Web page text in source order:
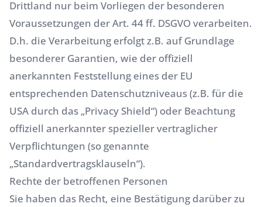
Drittland nur beim Vorliegen der besonderen
Voraussetzungen der Art. 44 ff. DSGVO verarbeiten.
D.h. die Verarbeitung erfolgt z.B. auf Grundlage
besonderer Garantien, wie der offiziell
anerkannten Feststellung eines der EU
entsprechenden Datenschutzniveaus (z.B. für die
USA durch das „Privacy Shield“) oder Beachtung
offiziell anerkannter spezieller vertraglicher
Verpflichtungen (so genannte
„Standardvertragsklauseln“).
Rechte der betroffenen Personen
Sie haben das Recht, eine Bestätigung darüber zu